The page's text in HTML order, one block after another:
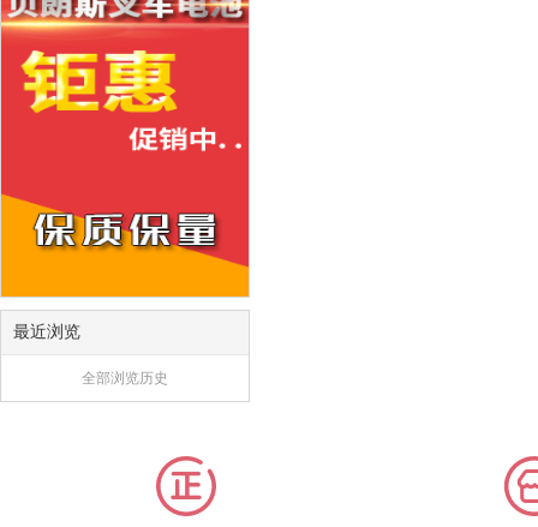
最近浏览
全部浏览历史